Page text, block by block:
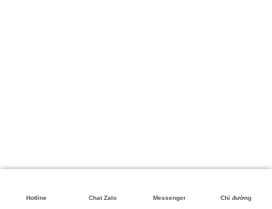
Hotline Chat Zalo Messenger Chỉ đường